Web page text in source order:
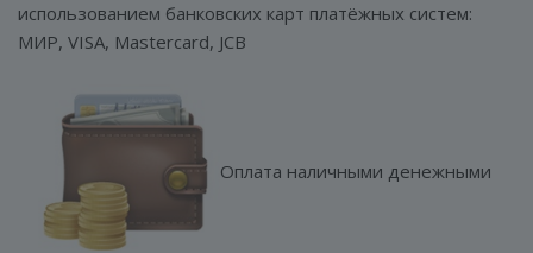
использованием банковских карт платёжных систем:
МИР, VISA, Mastercard, JCB
Оплата наличными денежными